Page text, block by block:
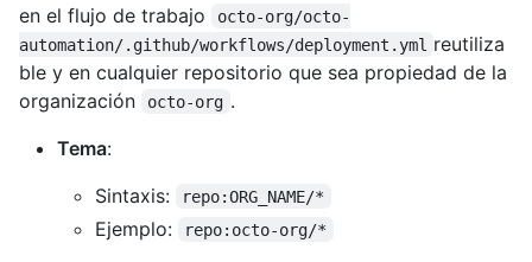
en el flujo de trabajo
octo-org/octo-
automation/.github/workflows/deployment.yml reutiliza
ble y en cualquier repositorio que sea propiedad de la
organización
octo-org .
Tema:
Sintaxis:
repo:ORG_NAME/*
Ejemplo: repo:octo-org/*